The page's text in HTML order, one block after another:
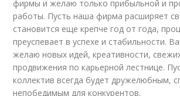
фирмы и желаю только прибыльной и
работы. Пусть наша фирма расширяет
становится еще крепче год от года,
преуспевает в успехе и стабильности.
желаю новых идей, креативности,
продвижения по карьерной лестнице.
коллектив всегда будет дружелюбным,
непобедимым для конкурентов.